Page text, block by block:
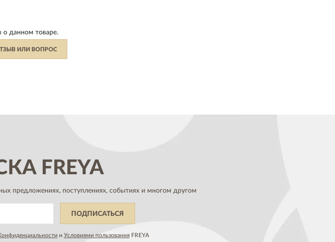
о данном товаре.
ИЛИ ВОПРОС
FREYA
предложениях,поступлениях, событиях и многом другом
ПОДПИСАТЬСЯ
и Условиями пользованияFREYA